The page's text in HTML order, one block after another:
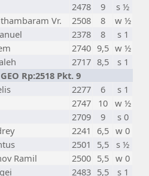
2478 9
s ½
Vr. 2508 8
w ½
2378 8
s 1
2740 9,5 w ½
2717 8,5
s 1
Rp:2518 Pkt. 9
2277 6
s 1
2747 10 w ½
2709 9
s 0
2241 6,5 w 0
2501 5,5
s ½
Ramil 2500 5,5 w 0
2483 5,5 s 1